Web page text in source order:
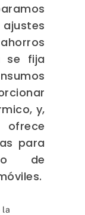
se fija
y,
para
de
la